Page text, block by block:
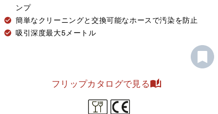
ンプ
簡単なクリーニングと交換可能なホースで汚染を防止
吸引深度最大5メートル
フリップカタログで見る